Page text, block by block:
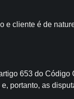
cliente é de
653 do
portanto, as